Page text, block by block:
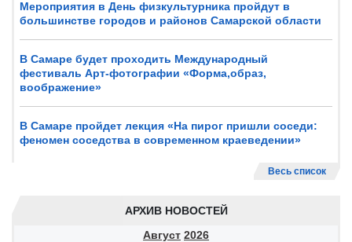
Мероприятия в День физкультурника пройдут в
большинстве городов и районов Самарской области
В Самаре будет проходить Международный
фестиваль Арт-фотографии «Форма,образ,
воображение»
В Самаре пройдет лекция «На пирог пришли соседи:
феномен соседства в современном краеведении»
Весь список
АРХИВ НОВОСТЕЙ
Август 2026